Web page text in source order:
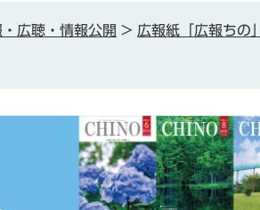
・広聴・情報公開 > 広報紙「広報ちの」